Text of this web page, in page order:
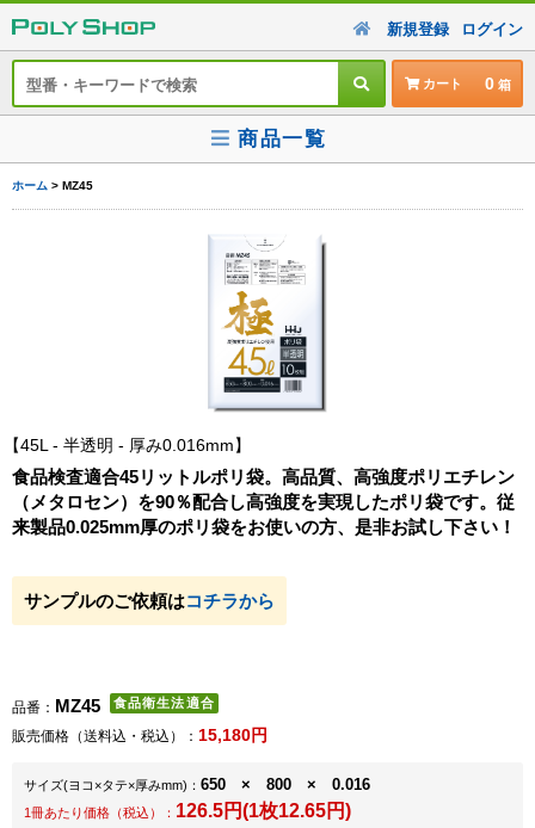
新規登録 ログイン
カート 0
商品一覧
ホーム > MZ45
45L - 半透明 - 厚み0.016mm
食品検査適合45リットルポリ袋。高品質、高強度ポリエチレン
（メタロセン）を90％配合し高強度を実現したポリ袋です。従
来製品0.025mm厚のポリ袋をお使いの方、是非お試し下さい！
サンプルのご依頼はコチラから
品番： MZ45
販売価格（送料込・税込）： 15,180円
サイズ(ヨコ×タテ×厚みmm) ： 650 × 800 × 0.016
1冊あたり価格（税込）： 126.5円(1枚12.65円)